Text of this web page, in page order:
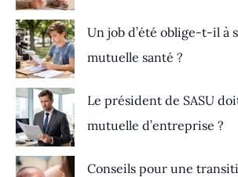
Un job d’été oblige-t-il à
mutuelle santé ?
Le président de SASU
mutuelle d’entreprise ?
Conseils pour une